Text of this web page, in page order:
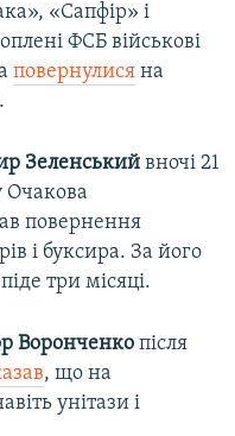
«Сапфір» і
ФСБ військові
повернулися на
Зеленський вночі 21
Очакова
повернення
і буксира. За його
три місяці.
Воронченко після
, що на
унітази і